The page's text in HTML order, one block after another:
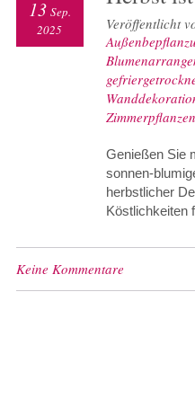
13 Sep.
2025
Veröffentlicht
Zimmerpflanzen
Genießen Sie
sonnen-
herbstlicher
Köstlichkeiten
Keine Kommentare